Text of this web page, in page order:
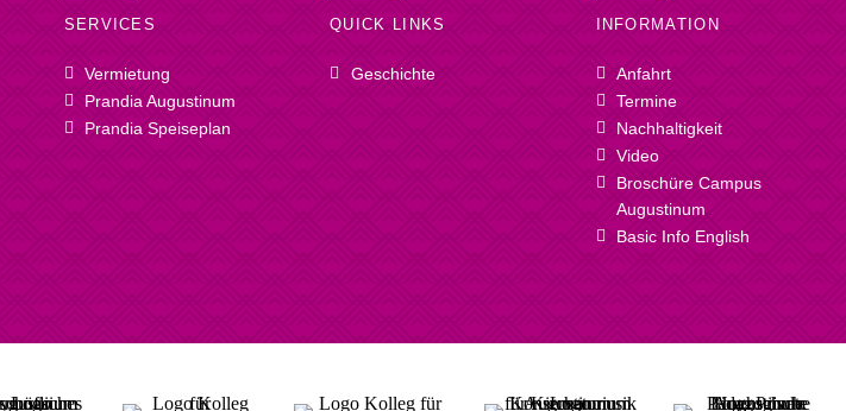
SERVICES
Vermietung
Prandia Augustinum
Prandia Speiseplan
QUICK LINKS
Geschichte
INFORMATION
Anfahrt
Termine
Nachhaltigkeit
Video
Broschüre Campus
Augustinum
Basic Info English